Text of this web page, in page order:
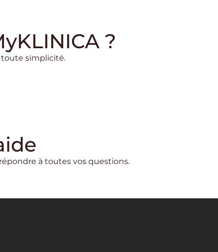
?
simplicité.
à toutes vos questions.